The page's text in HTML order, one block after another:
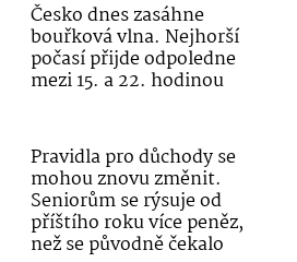
Česko dnes zasáhne
bouřková vlna. Nejhorší
počasí přijde odpoledne
mezi 15. a 22. hodinou
Pravidla pro důchody se
mohou znovu změnit.
Seniorům se rýsuje od
příštího roku více peněz,
než se původně čekalo